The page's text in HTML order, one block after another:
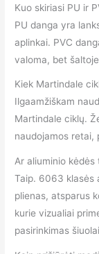
Kuo skiriasi PU ir
PU danga yra
aplinkai. PVC
valoma, bet
Kiek Martindale
Ilgaamžiškam
Martindale ciklų.
naudojamos retai,
Ar aliuminio kėdės
Taip. 6063 klasės
plienas, atsparus
kurie vizualiai
pasirinkimas